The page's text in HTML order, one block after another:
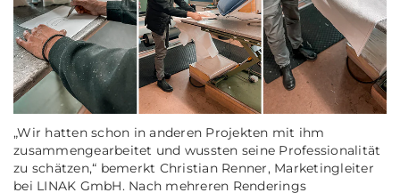
„Wir hatten schon in anderen Projekten mit ihm
zusammengearbeitet und wussten seine Professionalität
zu schätzen,“ bemerkt Christian Renner, Marketingleiter
bei LINAK GmbH. Nach mehreren Renderings